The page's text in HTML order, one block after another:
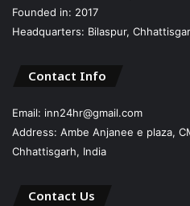
Founded in: 2017
Headquarters: Bilaspur,
Contact Info
Email: inn24hr@gmail.com
Address: Ambe Anjanee e plaza,
Chhattisgarh, India
Contact Us